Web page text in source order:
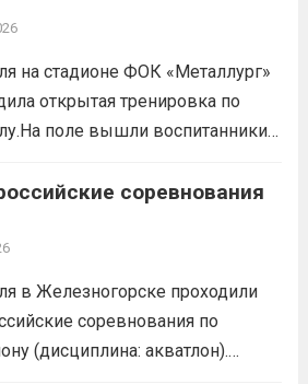
главной целью
ставили сплочение
и пропаганду здорового
жизни. По итогам прохождения
участники
на стадионе ФОК «Металлург»
открытая тренировка по
поле вышли воспитанники
отработали технику владения
сыграли несколько коротких
матчей.
соревнования
в Железногорске проходили
соревнования по
(дисциплина: акватлон).